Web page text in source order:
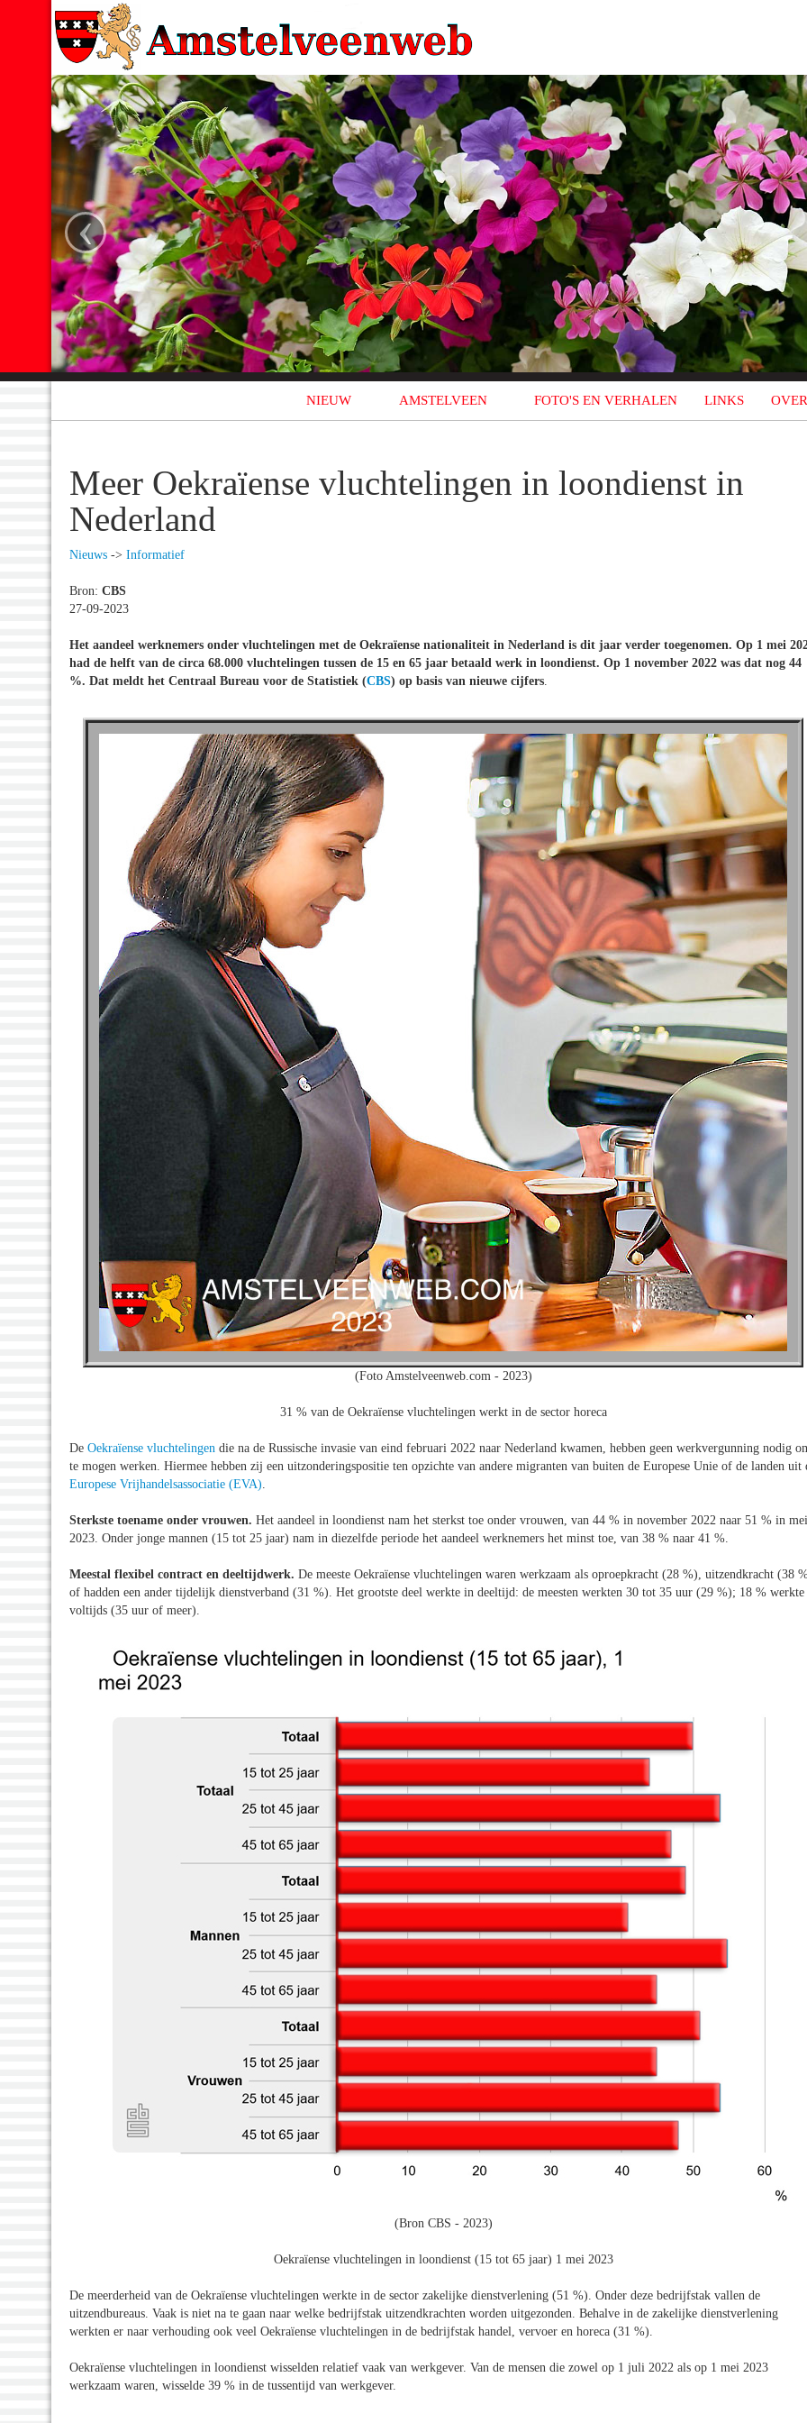
‹
NIEUW AMSTELVEEN FOTO'S EN VERHALEN LINKS
Meer Oekraïense vluchtelingen in loondienst in
Nederland
Nieuws -> Informatief
Bron: CBS
27-09-2023
Het aandeel werknemers onder vluchtelingen met de Oekraïense nationaliteit in Nederland is dit jaar verder toegenomen. Op 1 mei
had de helft van de circa 68.000 vluchtelingen tussen de 15 en 65 jaar betaald werk in loondienst. Op 1 november 2022 was dat nog 44
%. Dat meldt het Centraal Bureau voor de Statistiek (CBS) op basis van nieuwe cijfers
(Foto Amstelveenweb.com - 2023)
31 % van de Oekraïense vluchtelingen werkt in de sector horeca
De Oekraïense vluchtelingen die na de Russische invasie van eind februari 2022 naar Nederland kwamen, hebben geen werkvergunning nodig
te mogen werken. Hiermee hebben zij een uitzonderingspositie ten opzichte van andere migranten van buiten de Europese Unie of de landen uit
Europese Vrijhandelsassociatie (EVA)
Sterkste toename onder vrouwen. Het aandeel in loondienst nam het sterkst toe onder vrouwen, van 44 % in november 2022 naar 51 % in mei
2023. Onder jonge mannen (15 tot 25 jaar) nam in diezelfde periode het aandeel werknemers het minst toe, van 38 % naar 41 %.
Meestal flexibel contract en deeltijdwerk. De meeste Oekraïense vluchtelingen waren werkzaam als oproepkracht (28 %), uitzendkracht (38
of hadden een ander tijdelijk dienstverband (31 %). Het grootste deel werkte in deeltijd: de meesten werkten 30 tot 35 uur (29 %); 18 % werkte
voltijds (35 uur of meer).
(Bron CBS - 2023)
Oekraïense vluchtelingen in loondienst (15 tot 65 jaar) 1 mei 2023
De meerderheid van de Oekraïense vluchtelingen werkte in de sector zakelijke dienstverlening (51 %). Onder deze bedrijfstak vallen de
uitzendbureaus. Vaak is niet na te gaan naar welke bedrijfstak uitzendkrachten worden uitgezonden. Behalve in de zakelijke dienstverlening
werkten er naar verhouding ook veel Oekraïense vluchtelingen in de bedrijfstak handel, vervoer en horeca (31 %).
Oekraïense vluchtelingen in loondienst wisselden relatief vaak van werkgever. Van de mensen die zowel op 1 juli 2022 als op 1 mei 2023
werkzaam waren, wisselde 39 % in de tussentijd van werkgever.